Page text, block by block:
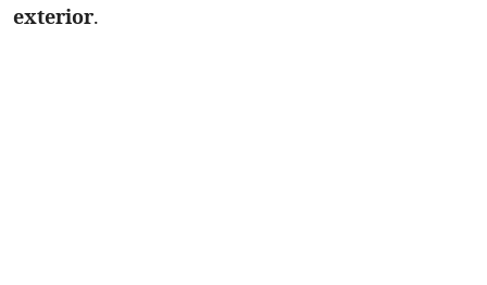
exterior.